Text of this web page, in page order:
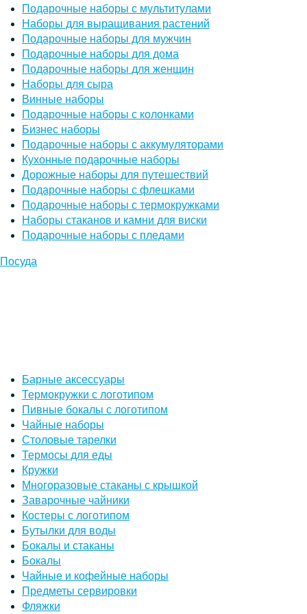
Подарочные наборы с мультитулами
Наборы для выращивания растений
Подарочные наборы для мужчин
Подарочные наборы для дома
Подарочные наборы для женщин
Наборы для сыра
Винные наборы
Подарочные наборы с колонками
Бизнес наборы
Подарочные наборы с аккумуляторами
Кухонные подарочные наборы
Дорожные наборы для путешествий
Подарочные наборы с флешками
Подарочные наборы с термокружками
Наборы стаканов и камни для виски
Подарочные наборы с пледами
Посуда
Барные аксессуары
Термокружки с логотипом
Пивные бокалы с логотипом
Чайные наборы
Столовые тарелки
Термосы для еды
Кружки
Многоразовые стаканы с крышкой
Заварочные чайники
Костеры с логотипом
Бутылки для воды
Бокалы и стаканы
Бокалы
Чайные и кофейные наборы
Предметы сервировки
Фляжки